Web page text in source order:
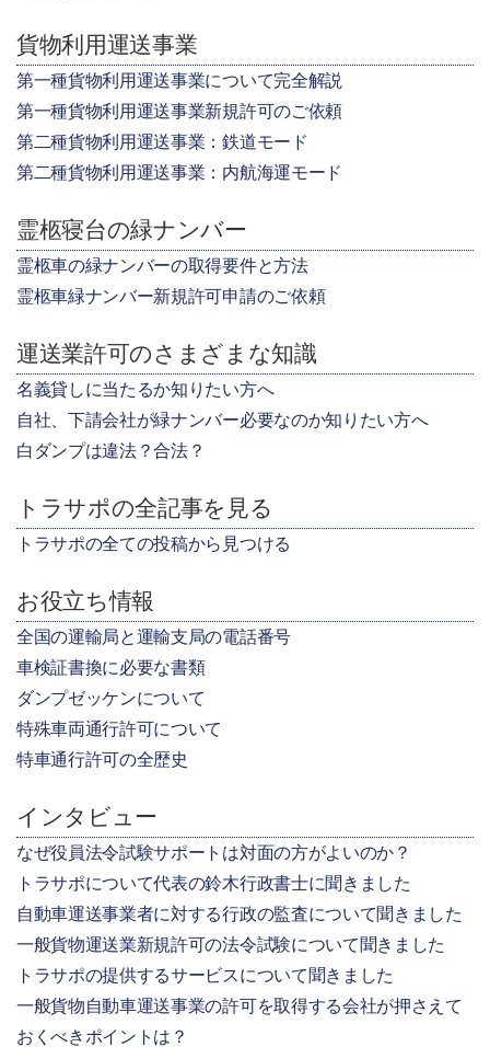
貨物利用運送事業
第一種貨物利用運送事業について完全解説
第一種貨物利用運送事業新規許可のご依頼
第二種貨物利用運送事業：鉄道モード
第二種貨物利用運送事業：内航海運モード
霊柩寝台の緑ナンバー
霊柩車の緑ナンバーの取得要件と方法
霊柩車緑ナンバー新規許可申請のご依頼
運送業許可のさまざまな知識
名義貸しに当たるか知りたい方へ
自社、下請会社が緑ナンバー必要なのか知りたい方へ
白ダンプは違法？合法？
トラサポの全記事を見る
トラサポの全ての投稿から見つける
お役立ち情報
全国の運輸局と運輸支局の電話番号
車検証書換に必要な書類
ダンプゼッケンについて
特殊車両通行許可について
特車通行許可の全歴史
インタビュー
なぜ役員法令試験サポートは対面の方がよいのか？
トラサポについて代表の鈴木行政書士に聞きました
自動車運送事業者に対する行政の監査について聞きました
一般貨物運送業新規許可の法令試験について聞きました
トラサポの提供するサービスについて聞きました
一般貨物自動車運送事業の許可を取得する会社が押さえて
おくべきポイントは？